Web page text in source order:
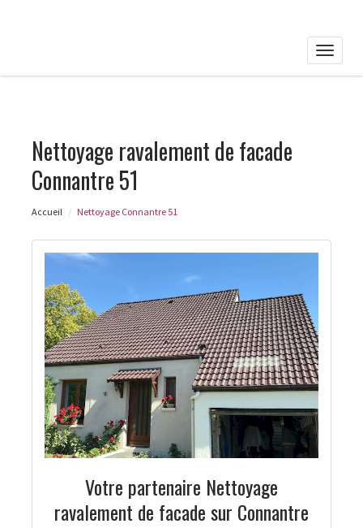
Toggle
Nettoyage ravalement de facade
Connantre 51
Accueil Nettoyage Connantre 51
Votre partenaire Nettoyage
ravalement de facade sur Connantre